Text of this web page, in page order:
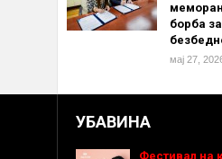
борба
мај 27,
УБАВИНА
Фестивал на